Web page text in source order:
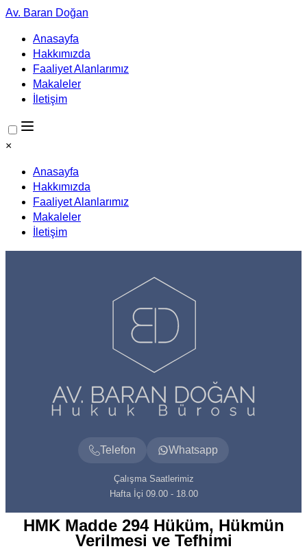
Av. Baran Doğan
Anasayfa
Hakkımızda
Faaliyet Alanlarımız
Makaleler
İletişim
×
Anasayfa
Hakkımızda
Faaliyet Alanlarımız
Makaleler
İletişim
Telefon Whatsapp
Çalışma Saatlerimiz
Hafta İçi 09.00 - 18.00
HMK Madde 294 Hüküm, Hükmün
Verilmesi ve Tefhimi